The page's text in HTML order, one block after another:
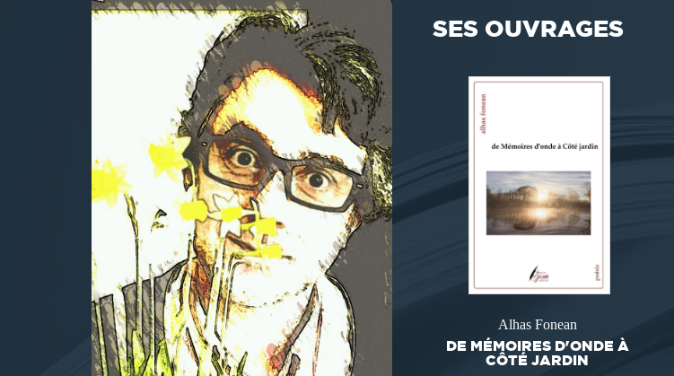
SES OUVRAGES
Alhas Fonean
DE MÉMOIRES D'ONDE À
CÔTÉ JARDIN